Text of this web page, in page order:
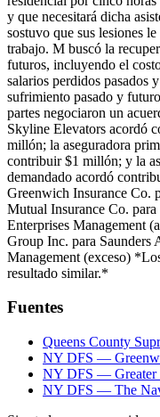
y que necesitará dicha
sostuvo que sus lesiones
trabajo. M buscó la
futuros, incluyendo el
salarios perdidos pasados
sufrimiento pasado y
partes negociaron un
Skyline Elevators acordó
millón; la aseguradora
contribuir $1 millón; y la
demandado acordó
Greenwich Insurance Co.
Mutual Insurance Co.
Enterprises Management
Group Inc. para Saunders
Management (exceso)
resultado similar.*
Fuentes
Queens County
NY DFS —
NY DFS — Greater
NY DFS — The